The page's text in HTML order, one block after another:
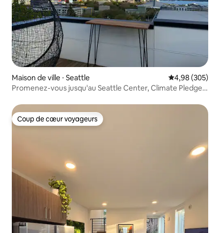
Maison de ville ⋅ Seattle Évaluation
4,98 (305)
Promenez-vous jusqu'au Seattle Center, Climate Pledge
Coup de cœur voyageurs
Coup de cœur voyageurs